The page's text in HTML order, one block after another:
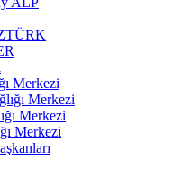
Merkezi
Merkezi
Merkezi
Merkezi